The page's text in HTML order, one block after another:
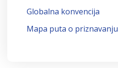
Globalna konvencija
Mapa puta o priznavanju